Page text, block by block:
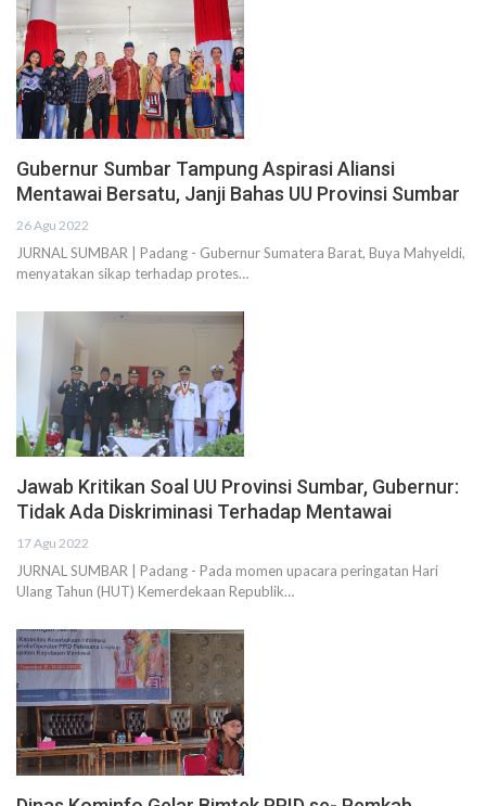
Gubernur Sumbar Tampung Aspirasi Aliansi
Mentawai Bersatu, Janji Bahas UU Provinsi Sumbar
26 Agu 2022
JURNAL SUMBAR | Padang - Gubernur Sumatera Barat, Buya Mahyeldi,
menyatakan sikap terhadap protes…
Jawab Kritikan Soal UU Provinsi Sumbar, Gubernur:
Tidak Ada Diskriminasi Terhadap Mentawai
17 Agu 2022
JURNAL SUMBAR | Padang - Pada momen upacara peringatan Hari
Ulang Tahun (HUT) Kemerdekaan Republik…